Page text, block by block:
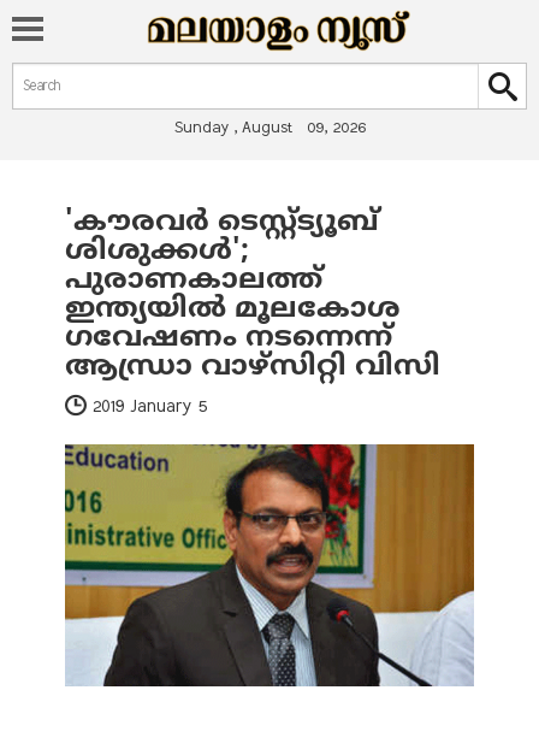
Search form
Search
Sunday , August 09, 2026
You are here
'കൗരവര്‍ ടെസ്റ്റ്ട്യൂബ്
ശിശുക്കള്‍';
പുരാണകാലത്ത്
ഇന്ത്യയില്‍ മൂലകോശ
ഗവേഷണം നടന്നെന്ന്
ആന്ധ്രാ വാഴ്‌സിറ്റി വിസി
2019 January 5